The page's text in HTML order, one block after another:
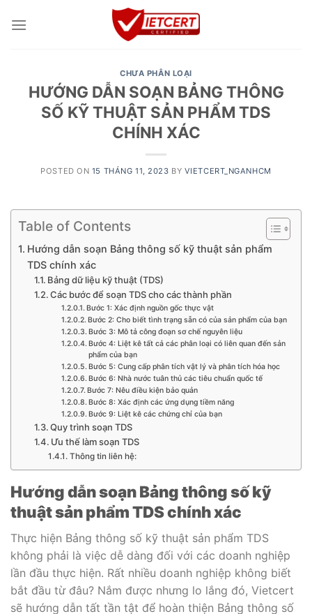
CHƯA PHÂN LOẠI
HƯỚNG DẪN SOẠN BẢNG THÔNG
SỐ KỸ THUẬT SẢN PHẨM TDS
CHÍNH XÁC
POSTED ON 15 THÁNG 11, 2023 BY VIETCERT_NGANHCM
Table of Contents
Hướng dẫn soạn Bảng thông số kỹ thuật sản phẩm
TDS chính xác
Bảng dữ liệu kỹ thuật (TDS)
Các bước để soạn TDS cho các thành phần
Bước 1: Xác định nguồn gốc thực vật
Bước 2: Cho biết tình trạng sẵn có của sản phẩm của bạn
Bước 3: Mô tả công đoạn sơ chế nguyên liệu
Bước 4: Liệt kê tất cả các phân loại có liên quan đến sản
phẩm của bạn
Bước 5: Cung cấp phân tích vật lý và phân tích hóa học
Bước 6: Nhà nước tuân thủ các tiêu chuẩn quốc tế
Bước 7: Nêu điều kiện bảo quản
Bước 8: Xác định các ứng dụng tiềm năng
Bước 9: Liệt kê các chứng chỉ của bạn
Quy trình soạn TDS
Ưu thế làm soạn TDS
Thông tin liên hệ:
Hướng dẫn soạn Bảng thông số kỹ
thuật sản phẩm TDS chính xác
Thực hiện Bảng thông số kỹ thuật sản phẩm TDS
không phải là việc dễ dàng đối với các doanh nghiệp
lần đầu thực hiện. Rất nhiều doanh nghiệp không biết
bắt đầu từ đâu? Nắm được nhưng lo lắng đó, Vietcert
sẽ hướng dẫn tất tần tật để hoàn thiện Bảng thông số